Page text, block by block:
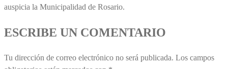
auspicia la Municipalidad de Rosario.
ESCRIBE UN COMENTARIO
Tu dirección de correo electrónico no será publicada. Los campos